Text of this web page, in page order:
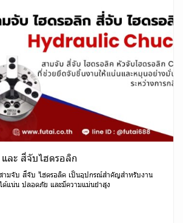
ละ สี่จับไฮดรอลิก
ามจับ สี่จับ ไฮดรอลิค เป็นอุปกรณ์สำคัญสำหรับงาน
แน่น ปลอดภัย และมีความแม่นยำสูง